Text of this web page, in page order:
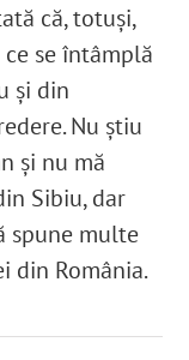
că, totuși,
se întâmplă
și din
Nu știu
și nu mă
Sibiu, dar
spune multe
din România.